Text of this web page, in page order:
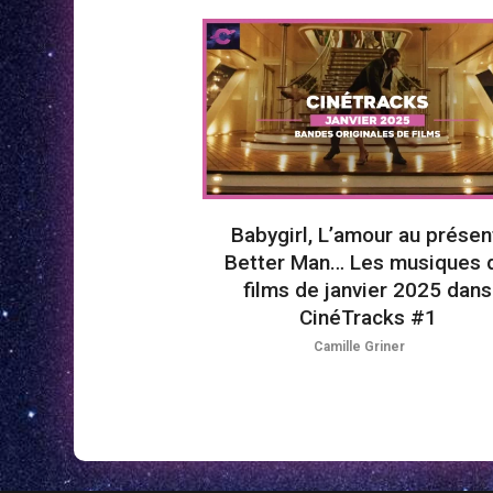
Babygirl, L’amour au
Better Man… Les musiques
films de janvier 2025 dans
CinéTracks #1
Camille Griner